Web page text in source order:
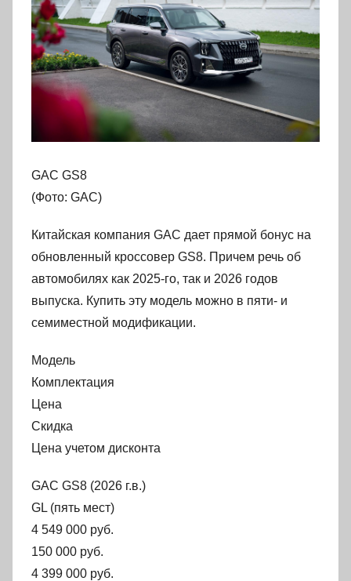
GAC GS8
(Фото: GAC)
Китайская компания GAC дает прямой бонус на
обновленный кроссовер GS8. Причем речь об
автомобилях как 2025-го, так и 2026 годов
выпуска. Купить эту модель можно в пяти- и
семиместной модификации.
Модель
Комплектация
Цена
Скидка
Цена учетом дисконта
GAC GS8 (2026 г.в.)
GL (пять мест)
4 549 000 руб.
150 000 руб.
4 399 000 руб.